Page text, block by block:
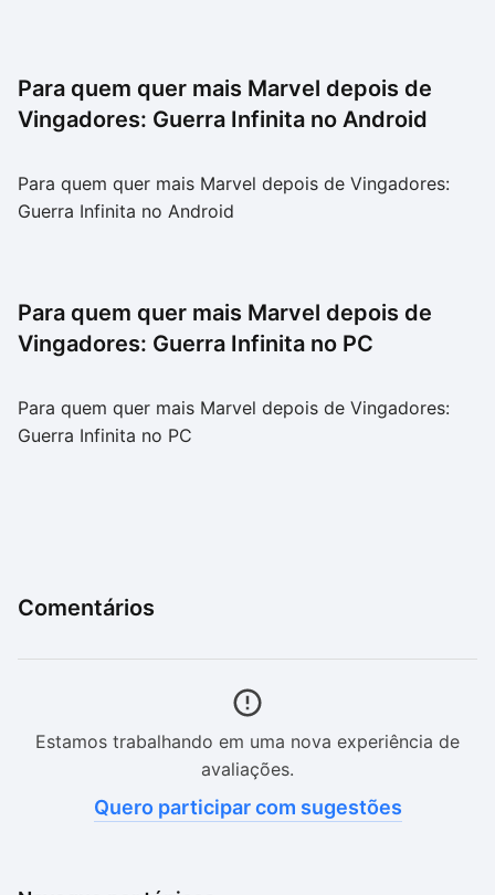
Para quem quer mais Marvel depois de
Vingadores: Guerra Infinita no Android
Para quem quer mais Marvel depois de Vingadores:
Guerra Infinita no Android
Para quem quer mais Marvel depois de
Vingadores: Guerra Infinita no PC
Para quem quer mais Marvel depois de Vingadores:
Guerra Infinita no PC
Comentários
Estamos trabalhando em uma nova experiência de
avaliações.
Quero participar com sugestões